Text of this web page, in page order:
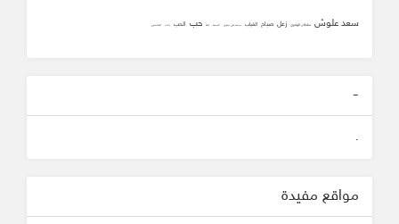
سعد علوش سلطان الهاجري زعل صباح الغياب محمد علي جنيدي المحبه ثقه حب الحب زانت الشافعي
-
.
مواقع مفيدة